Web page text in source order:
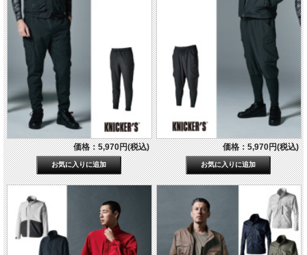
価格：5,970円(税込) 価格：5,970円(税込)